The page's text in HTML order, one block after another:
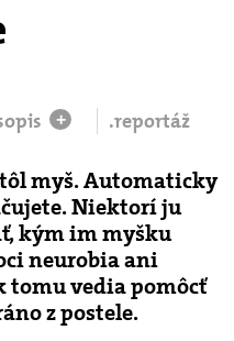
+ .reportáž
myš. Automaticky
Niektorí ju
kým im myšku
neurobia ani
tomu vedia pomôcť
z postele.